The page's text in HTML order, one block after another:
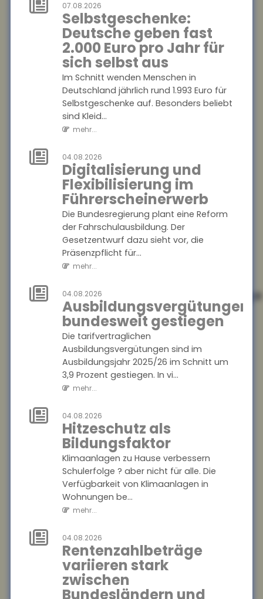
07.08.2026
Selbstgeschenke:
Deutsche geben fast
2.000 Euro pro Jahr für
sich selbst aus
Im Schnitt wenden Menschen in
Deutschland jährlich rund 1.993 Euro für
Selbstgeschenke auf. Besonders beliebt
sind Kleid...
mehr...
04.08.2026
Digitalisierung und
Flexibilisierung im
Führerscheinerwerb
Die Bundesregierung plant eine Reform
der Fahrschulausbildung. Der
Gesetzentwurf dazu sieht vor, die
Präsenzpflicht für...
mehr...
04.08.2026
Ausbildungsvergütungen
bundesweit gestiegen
Die tarifvertraglichen
Ausbildungsvergütungen sind im
Ausbildungsjahr 2025/26 im Schnitt um
3,9 Prozent gestiegen. In vi...
mehr...
04.08.2026
Hitzeschutz als
Bildungsfaktor
Klimaanlagen zu Hause verbessern
Schulerfolge ? aber nicht für alle. Die
Verfügbarkeit von Klimaanlagen in
Wohnungen be...
mehr...
04.08.2026
Rentenzahlbeträge
variieren stark
zwischen
Bundesländern und
Im Schnitt wenden Menschen
in Deutschland jährlich rund
1.993 Euro für
Selbstgeschenke auf.
Besonders beliebt sind Kleid...
mehr...
04.08.2026
Digitalisierung
und
im
Führerscheinerwerb
Die Bundesregierung plant
eine Reform der
Fahrschulausbildung. Der
Gesetzentwurf dazu sieht vor,
die Präsenzpflicht für...
mehr...
bundesweit
gestiegen
Die tarifvertraglichen
Ausbildungsvergütungen sind
im Ausbildungsjahr 2025/26
im Schnitt um 3,9 Prozent
gestiegen. In vi...
04.08.2026
Hitzeschutz als
Bildungsfaktor
Klimaanlagen zu Hause
verbessern Schulerfolge ?
aber nicht für alle. Die
Verfügbarkeit von
be...
mehr...
04.08.2026
Rentenzahlbeträge